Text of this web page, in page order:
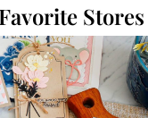
Favorite Stores